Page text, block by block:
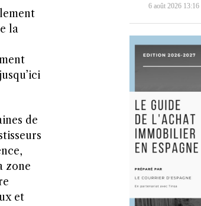
la
de
zone
et
6 août 2026 13:16